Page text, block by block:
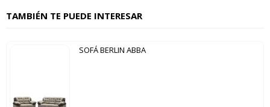
TAMBIÉN TE PUEDE INTERESAR
SOFÁ BERLIN ABBA